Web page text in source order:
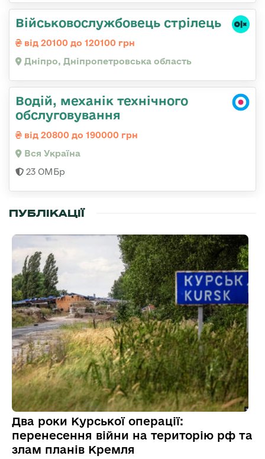
Військовослужбовець стрілець
від 20100 до 120100 грн
Дніпро, Дніпропетровська область
Водій, механік технічного
обслуговування
від 20800 до 190000 грн
Вся Україна
23 ОМБр
ПУБЛІКАЦІЇ
Два роки Курської операції:
перенесення війни на територію рф та
злам планів Кремля